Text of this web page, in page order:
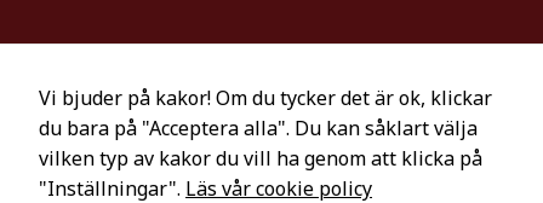
Mot EU, krig och kapitalism – EU-valet 2024 |En
webbproduktion avSveriges Kommunistiska Parti.
Vi bjuder på kakor! Om du tycker det är ok, klickar
du bara på "Acceptera alla". Du kan såklart välja
vilken typ av kakor du vill ha genom att klicka på
"Inställningar". Läs vår cookie policy